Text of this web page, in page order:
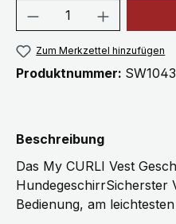
Produkt Anzahl:
Zum Merkzettel hinzufügen
Produktnummer:
Beschreibung
Das My CURLI Vest
HundegeschirrSicherster
Bedienung, am